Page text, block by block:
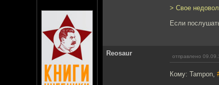
> Свое
Если
Reosaur отправлено
Кому: Tampon,